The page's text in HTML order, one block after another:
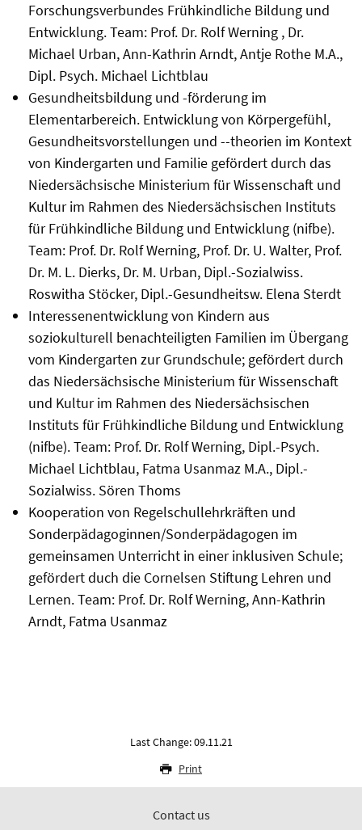
Forschungsverbundes Frühkindliche Bildung und
Entwicklung. Team: Prof. Dr. Rolf Werning , Dr.
Michael Urban, Ann-Kathrin Arndt, Antje Rothe M.A.,
Dipl. Psych. Michael Lichtblau
Gesundheitsbildung und -förderung im
Elementarbereich. Entwicklung von Körpergefühl,
Gesundheitsvorstellungen und --theorien im Kontext
von Kindergarten und Familie gefördert durch das
Niedersächsische Ministerium für Wissenschaft und
Kultur im Rahmen des Niedersächsischen Instituts
für Frühkindliche Bildung und Entwicklung (nifbe).
Team: Prof. Dr. Rolf Werning, Prof. Dr. U. Walter, Prof.
Dr. M. L. Dierks, Dr. M. Urban, Dipl.-Sozialwiss.
Roswitha Stöcker, Dipl.-Gesundheitsw. Elena Sterdt
Interessenentwicklung von Kindern aus
soziokulturell benachteiligten Familien im Übergang
vom Kindergarten zur Grundschule; gefördert durch
das Niedersächsische Ministerium für Wissenschaft
und Kultur im Rahmen des Niedersächsischen
Instituts für Frühkindliche Bildung und Entwicklung
(nifbe). Team: Prof. Dr. Rolf Werning, Dipl.-Psych.
Michael Lichtblau, Fatma Usanmaz M.A., Dipl.-
Sozialwiss. Sören Thoms
Kooperation von Regelschullehrkräften und
Sonderpädagoginnen/Sonderpädagogen im
gemeinsamen Unterricht in einer inklusiven Schule;
gefördert duch die Cornelsen Stiftung Lehren und
Lernen. Team: Prof. Dr. Rolf Werning, Ann-Kathrin
Arndt, Fatma Usanmaz
Last Change: 09.11.21
Print
Contact us